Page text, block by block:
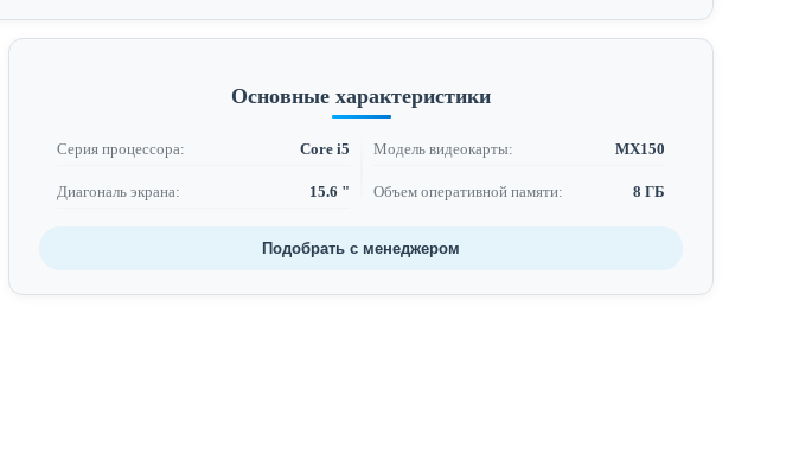
Основные характеристики
Серия процессора: Core i5 Модель видеокарты: MX150
Диагональ экрана: 15.6 " Объем оперативной памяти: 8 ГБ
Подобрать с менеджером